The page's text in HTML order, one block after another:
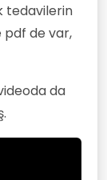
tedavilerin
pdf de var,
da